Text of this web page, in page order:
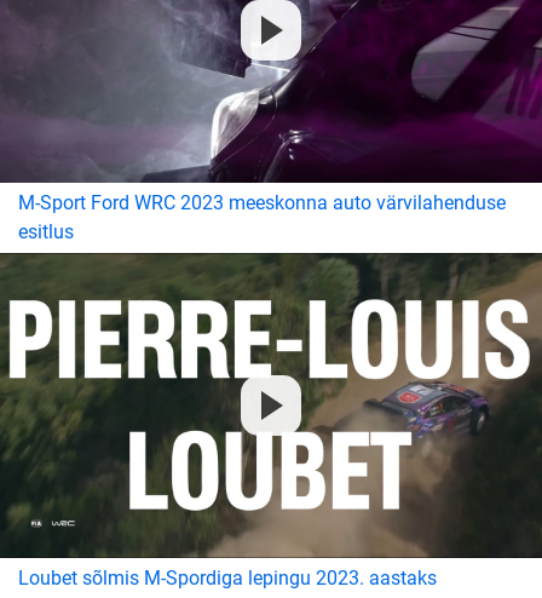
M-Sport Ford WRC 2023 meeskonna auto värvilahenduse
esitlus
Loubet sõlmis M-Spordiga lepingu 2023. aastaks